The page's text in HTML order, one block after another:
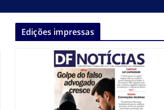
Edições impressas